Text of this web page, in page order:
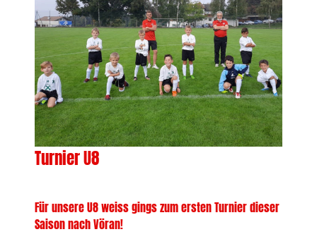
Turnier U8
Für unsere U8 weiss gings zum ersten Turnier dieser
Saison nach Vöran!